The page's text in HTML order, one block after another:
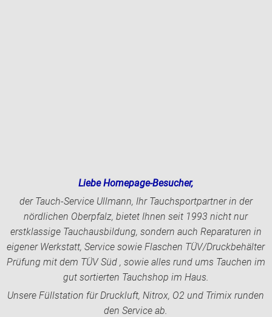
Liebe Homepage-Besucher,
der Tauch-Service Ullmann, Ihr Tauchsportpartner in der
nördlichen Oberpfalz, bietet Ihnen seit 1993 nicht nur
erstklassige Tauchausbildung, sondern auch Reparaturen in
eigener Werkstatt, Service sowie Flaschen TÜV/Druckbehälter
Prüfung mit dem TÜV Süd , sowie alles rund ums Tauchen im
gut sortierten Tauchshop im Haus.
Unsere Füllstation für Druckluft, Nitrox, O2 und Trimix runden
den Service ab.